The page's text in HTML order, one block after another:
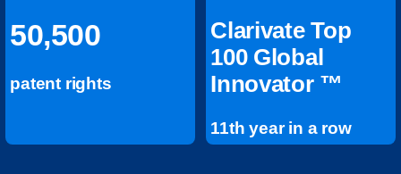
50,500
patent rights
Clarivate Top
100 Global
Innovator ™
11th year in a row